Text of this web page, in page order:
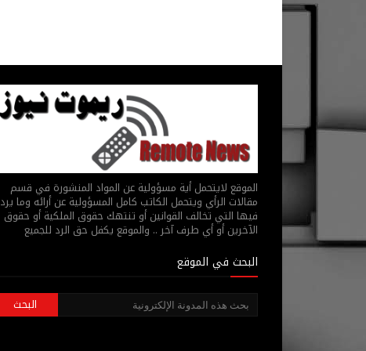
الموقع لايتحمل أية مسؤولية عن المواد المنشورة في قسم
مقالات الرأي ويتحمل الكاتب كامل المسؤولية عن أرائه وما يرد
فيها التي تخالف القوانين أو تنتهك حقوق الملكية أو حقوق
الآخرين أو أي طرف آخر .. والموقع يكفل حق الرد للجميع
البحث في الموقع